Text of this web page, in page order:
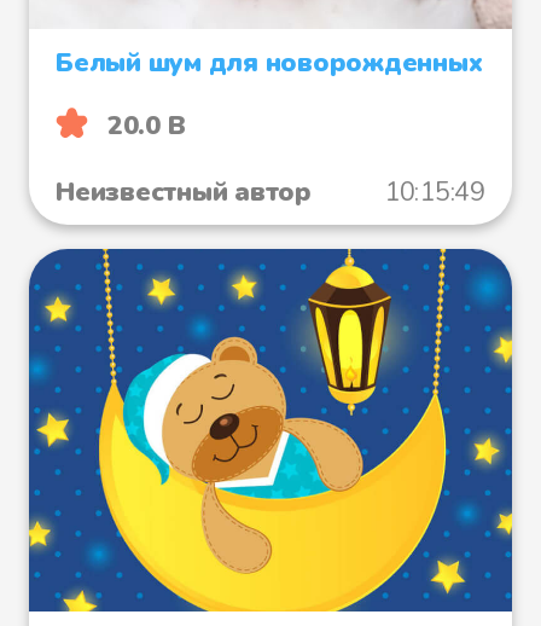
Белый шум для новорожденных
20.0 B
Неизвестный автор
10:15:49